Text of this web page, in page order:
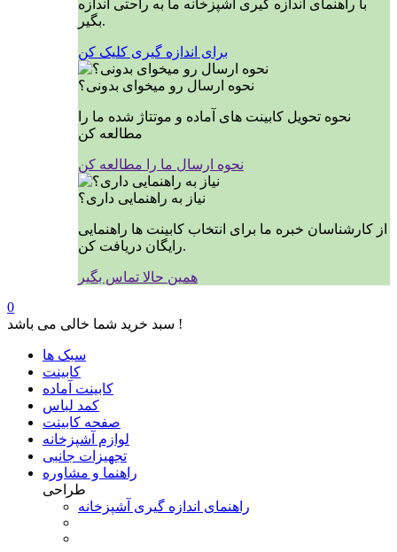
با راهنمای اندازه گیری آشپزخانه ما به راحتی اندازه
بگیر.
برای اندازه گیری کلیک کن
نحوه ارسال رو میخوای بدونی؟
نحوه تحویل کابینت های آماده و موتتاژ شده ما را
مطالعه کن
نحوه ارسال ما را مطالعه کن
نیاز به راهنمایی داری؟
از کارشناسان خبره ما برای انتخاب کابینت ها راهنمایی
رایگان دریافت کن.
همین حالا تماس بگیر
0
سبد خرید شما خالی می باشد !
سبک ها
کابینت
کابینت آماده
کمد لباس
صفحه کابینت
لوازم آشپزخانه
تجهیزات جانبی
راهنما و مشاوره
طراحی
راهنمای اندازه گیری آشپزخانه